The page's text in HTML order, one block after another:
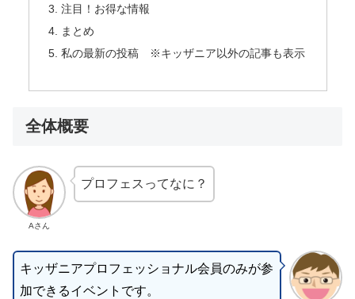
注目！お得な情報
まとめ
私の最新の投稿 ※キッザニア以外の記事も表示
全体概要
Aさん
プロフェスってなに？
キッザニアプロフェッショナル会員のみが参
加できるイベントです。